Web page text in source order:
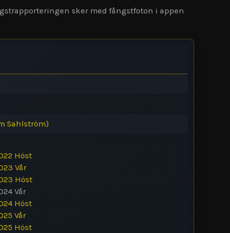
sker med fångstfoton i appen
Sahlström)
Höst
Vår
Höst
Vår
Höst
Vår
Höst